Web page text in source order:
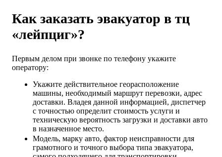
Как заказать эвакуатор в тц
«лейпциг»?
Первым делом при звонке по телефону укажите
оператору:
Укажите действительное георасположение
машины, необходимый маршрут перевозки, адрес
доставки. Владея данной информацией, диспетчер
с точностью определит стоимость услуги и
техническую вероятность загрузки и доставки авто
в назначенное место.
Модель, марку авто, фактор неисправности для
грамотного и точного выбора типа эвакуатора,